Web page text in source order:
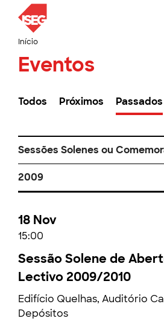
Início
Eventos
Todos Próximos Passados
Sessões Solenes ou
2009
18 Nov
15:00
Sessão Solene de
Lectivo 2009/2010
Edifício Quelhas, Auditório
Depósitos